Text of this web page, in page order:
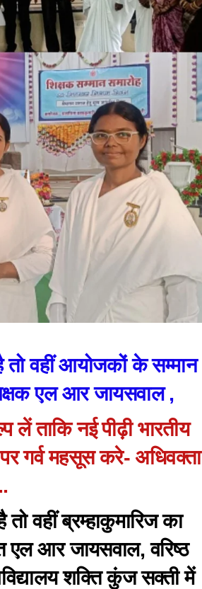
तो वहीं आयोजकों के सम्मान
एल आर जायसवाल ,
लें ताकि नई पीढ़ी भारतीय
गर्व महसूस करे- अधिवक्ता
वहीं ब्रम्हाकुमारिज का
एल आर जायसवाल, वरिष्ठ
शक्ति कुंज सक्ती में